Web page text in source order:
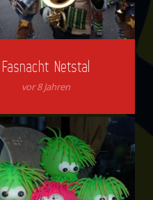
Fasnacht Netstal
vor 8 Jahren